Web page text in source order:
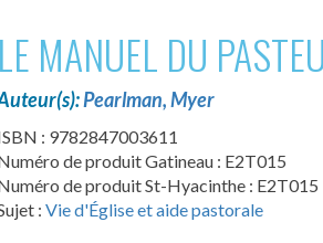
LE MANUEL DU
Pearlman, Myer
: 9782847003611
de produit Gatineau : E2T015
de produit St-Hyacinthe : E2T015
: Vie d'Église et aide pastorale